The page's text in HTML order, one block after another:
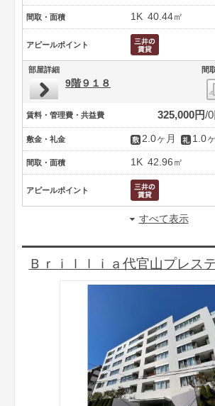
間取・面積 1K 40.44㎡
アピールポイント
部屋詳細 間
9階９１８
賃料・管理費・共益費 325,000円 0
敷金・礼金 2.0ヶ月 1.0
間取・面積 1K 42.96㎡
アピールポイント
すべて表示
Ｂｒｉｌｌｉａ代官山プレス